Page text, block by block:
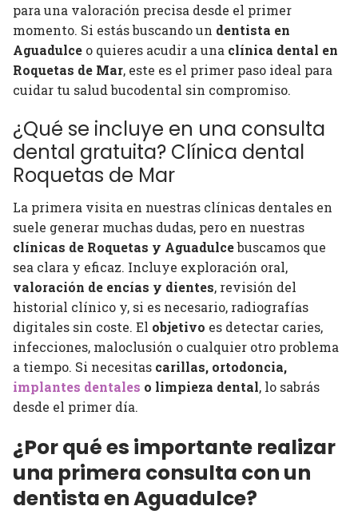
para una valoración precisa desde el primer
momento. Si estás buscando un dentista en
Aguadulce o quieres acudir a una clínica dental en
Roquetas de Mar, este es el primer paso ideal para
cuidar tu salud bucodental sin compromiso.
¿Qué se incluye en una consulta
dental gratuita? Clínica dental
Roquetas de Mar
La primera visita en nuestras clínicas dentales en
suele generar muchas dudas, pero en nuestras
clínicas de Roquetas y Aguadulcebuscamos que
sea clara y eficaz. Incluye exploración oral,
valoración de encías y dientes, revisión del
historial clínico y, si es necesario, radiografías
digitales sin coste. El objetivo es detectar caries,
infecciones, maloclusión o cualquier otro problema
a tiempo. Si necesitas carillas, ortodoncia,
implantes dentales o limpieza dental, lo sabrás
desde el primer día.
¿Por qué es importante realizar
una primera consulta con un
dentista en Aguadulce?